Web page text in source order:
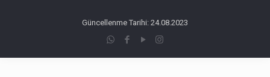
Güncellenme Tarihi: 24.08.2023